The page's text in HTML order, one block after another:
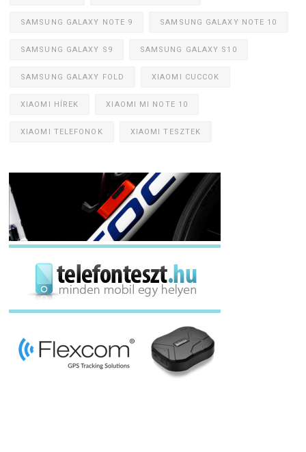
SAMSUNG GALAXY NOTE 9 SAMSUNG GALAXY NOTE 10
SAMSUNG GALAXY S9 SAMSUNG GALAXY S10
SAMSUNG GALAXY FOLD XIAOMI CUCCOK
XIAOMI HÍREK XIAOMI MI NOTE 10
XIAOMI TELEFONOK XIAOMI TESZTEK